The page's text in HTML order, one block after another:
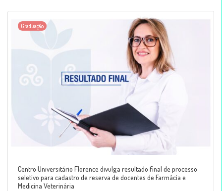
Graduação
Centro Universitário Florence divulga resultado final de processo
seletivo para cadastro de reserva de docentes de Farmácia e
Medicina Veterinária